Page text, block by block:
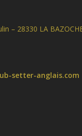
– 28330 LA
setter-anglais.com